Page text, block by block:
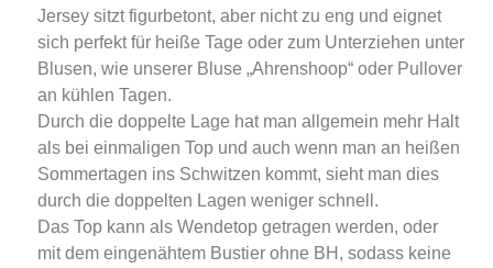
Jersey sitzt figurbetont, aber nicht zu eng und eignet
sich perfekt für heiße Tage oder zum Unterziehen unter
Blusen, wie unserer Bluse „Ahrenshoop“ oder Pullover
an kühlen Tagen.
Durch die doppelte Lage hat man allgemein mehr Halt
als bei einmaligen Top und auch wenn man an heißen
Sommertagen ins Schwitzen kommt, sieht man dies
durch die doppelten Lagen weniger schnell.
Das Top kann als Wendetop getragen werden, oder
mit dem eingenähtem Bustier ohne BH, sodass keine